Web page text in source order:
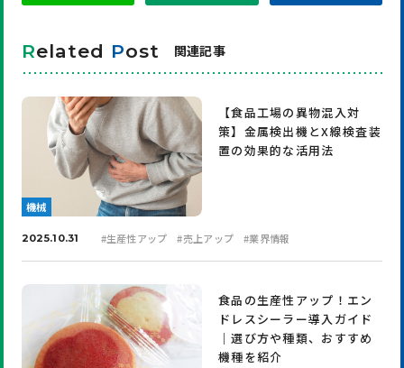
Related Post 関連記事
機械
【食品工場の異物混入対
策】金属検出機とX線検査装
置の効果的な活用法
2025.10.31 #生産性アップ #売上アップ #業界情報
食品の生産性アップ！エン
ドレスシーラー導入ガイド
｜選び方や種類、おすすめ
機種を紹介